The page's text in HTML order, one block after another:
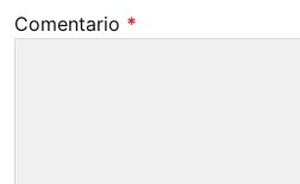
Comentario *